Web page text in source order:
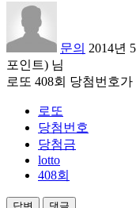
문의 2014년
포인트) 님
로또 408회 당첨번호
로또
당첨번호
당첨금
lotto
408회